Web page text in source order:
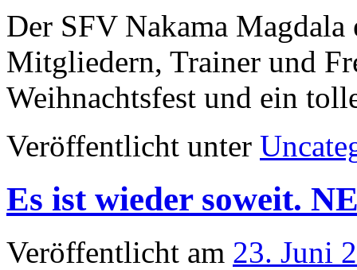
Der SFV Nakama
Mitgliedern, Trainer und
Weihnachtsfest und ein
Veröffentlicht unter
Es ist wieder soweit.
Veröffentlicht am 23. Juni